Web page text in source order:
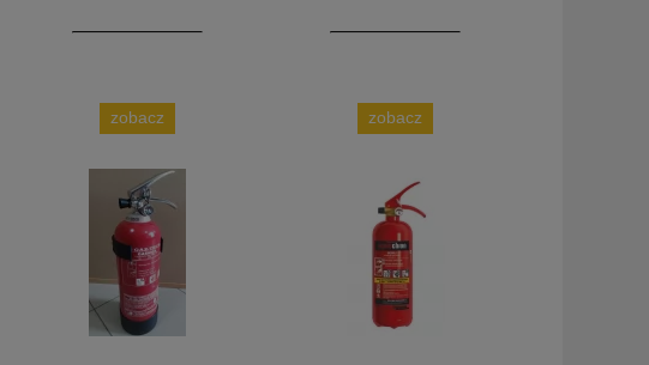
zobacz zobacz